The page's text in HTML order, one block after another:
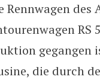
des
gegangen
die durch